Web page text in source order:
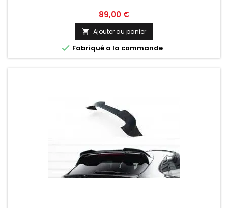
Prix
89,00 €
 Ajouter au panier
 Fabriqué a la commande